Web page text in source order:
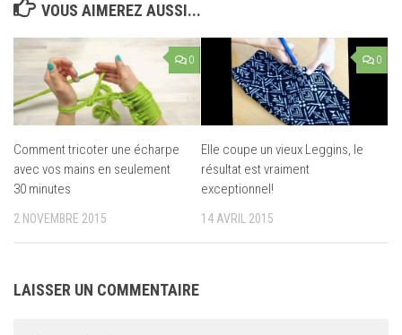
VOUS AIMEREZ AUSSI...
0
Comment tricoter une écharpe
avec vos mains en seulement
30 minutes
2 NOVEMBRE 2015
0
Elle coupe un vieux Leggins, le
résultat est vraiment
exceptionnel!
14 AVRIL 2015
LAISSER UN COMMENTAIRE